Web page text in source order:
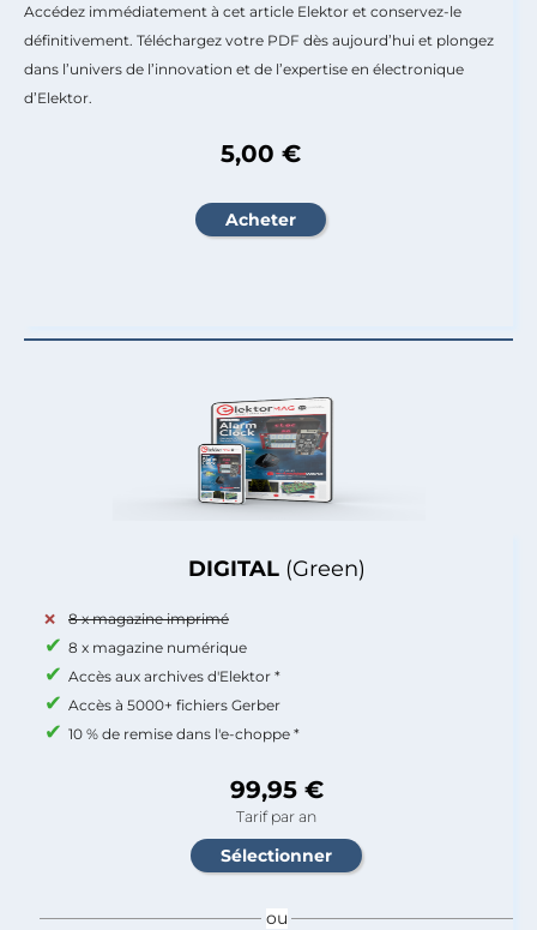
DIGITAL (Green)
8 x magazine imprimé
8 x magazine numérique
Accès aux archives d'Elektor *
Accès à 5000+ fichiers Gerber
10 % de remise dans l'e-choppe *
99,95 €
Tarif par an
ou
Accédez immédiatement à cet article Elektor et conservez-le
définitivement. Téléchargez votre PDF dès aujourd’hui et plongez
dans l’univers de l’innovation et de l’expertise en électronique
d’Elektor.
5,00 €